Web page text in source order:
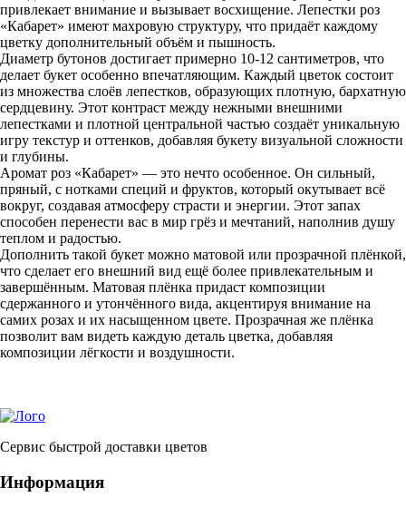
привлекает внимание и вызывает восхищение. Лепестки роз
«Кабарет» имеют махровую структуру, что придаёт каждому
цветку дополнительный объём и пышность.
Диаметр бутонов достигает примерно 10-12 сантиметров, что
делает букет особенно впечатляющим. Каждый цветок состоит
из множества слоёв лепестков, образующих плотную, бархатную
сердцевину. Этот контраст между нежными внешними
лепестками и плотной центральной частью создаёт уникальную
игру текстур и оттенков, добавляя букету визуальной сложности
и глубины.
Аромат роз «Кабарет» — это нечто особенное. Он сильный,
пряный, с нотками специй и фруктов, который окутывает всё
вокруг, создавая атмосферу страсти и энергии. Этот запах
способен перенести вас в мир грёз и мечтаний, наполнив душу
теплом и радостью.
Дополнить такой букет можно матовой или прозрачной плёнкой,
что сделает его внешний вид ещё более привлекательным и
завершённым. Матовая плёнка придаст композиции
сдержанного и утончённого вида, акцентируя внимание на
самих розах и их насыщенном цвете. Прозрачная же плёнка
позволит вам видеть каждую деталь цветка, добавляя
композиции лёгкости и воздушности.
Сервис быстрой доставки цветов
Информация